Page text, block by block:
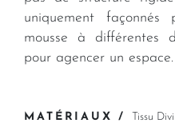
uniquement
mousse à différentes
pour agencer un espace.
MATÉRIAUX / Tissu